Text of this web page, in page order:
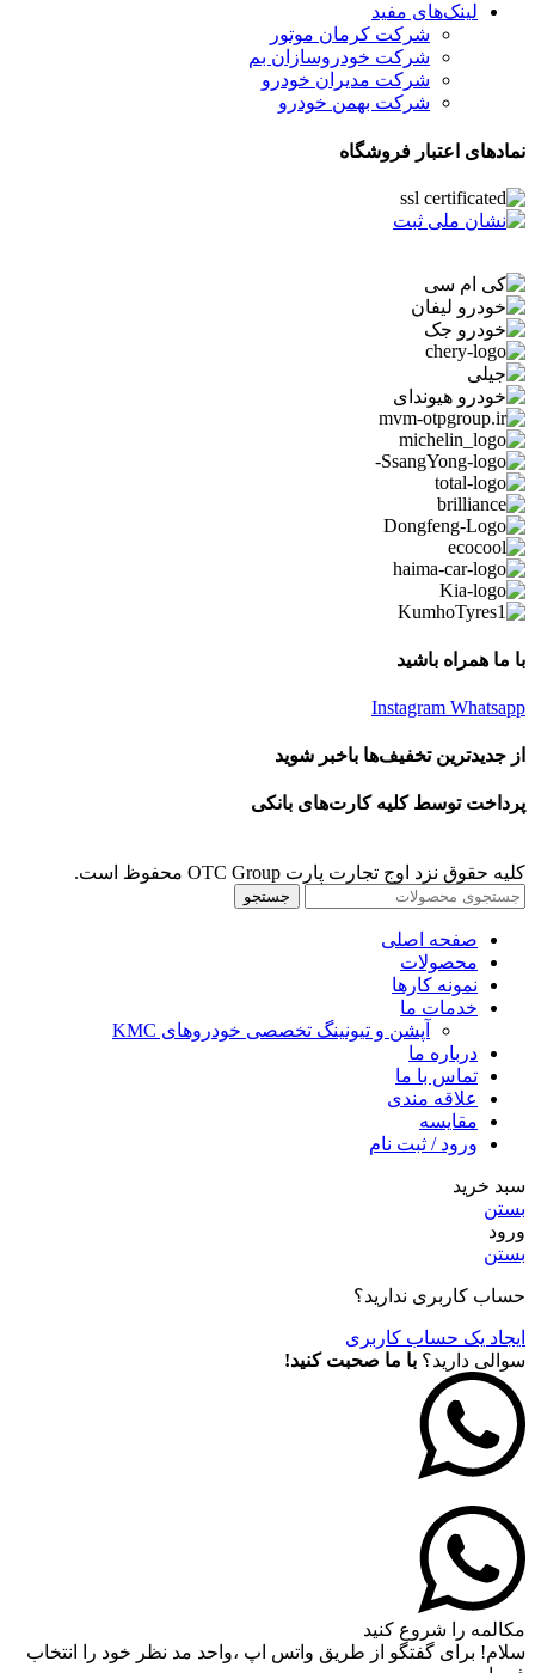
لینک‌های مفید
شرکت کرمان موتور
شرکت خودروسازان بم
شرکت مدیران خودرو
شرکت بهمن خودرو
نمادهای اعتبار فروشگاه
با ما همراه باشید
Instagram Whatsapp
از جدیدترین تخفیف‌ها باخبر شوید
پرداخت توسط کلیه کارت‌های بانکی
کلیه حقوق نزد اوج تجارت پارت OTC Group محفوظ است.
جستجو
صفحه اصلی
محصولات
نمونه کارها
خدمات ما
آپشن و تیونینگ تخصصی خودروهای KMC
درباره ما
تماس با ما
علاقه مندی
مقايسه
ورود / ثبت نام
سبد خرید
بستن
ورود
بستن
حساب کاربری ندارید؟
ایجاد یک حساب کاربری
سوالی دارید؟ با ما صحبت کنید!
مکالمه را شروع کنید
سلام! برای گفتگو از طریق واتس اپ ،واحد مد نظر خود را انتخاب